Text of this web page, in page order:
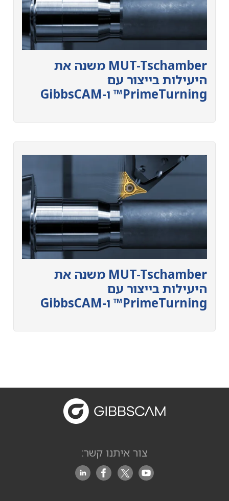
MUT-Tschamber משנה את
היעילות בייצור עם
PrimeTurning™ ו-GibbsCAM
MUT-Tschamber משנה את
היעילות בייצור עם
PrimeTurning™ ו-GibbsCAM
צור איתנו קשר: